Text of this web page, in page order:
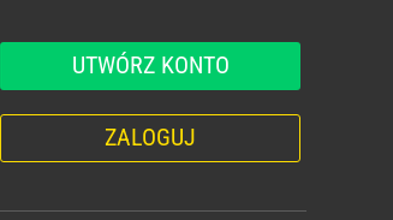
UTWÓRZ KONTO
ZALOGUJ